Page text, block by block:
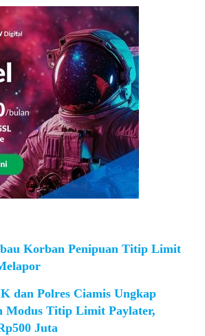
Korban Penipuan Titip Limit
dan Polres Ciamis Ungkap
Modus Titip Limit Paylater,
Juta